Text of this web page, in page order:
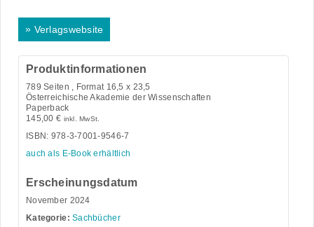
» Verlagswebsite
Produktinformationen
789 Seiten , Format 16,5 x 23,5
Österreichische Akademie der Wissenschaften
Paperback
145,00 € inkl. MwSt.
ISBN: 978-3-7001-9546-7
auch als E-Book erhältlich
Erscheinungsdatum
November 2024
Kategorie: Sachbücher